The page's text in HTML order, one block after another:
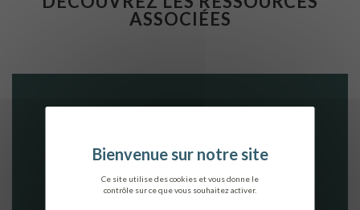
Ce site utilise des cookies et vous donne le
contrôle sur ce que vous souhaitez activer.
ASSOCIÉES
LE GUIDE DE RECOMMANDATIONS SUR